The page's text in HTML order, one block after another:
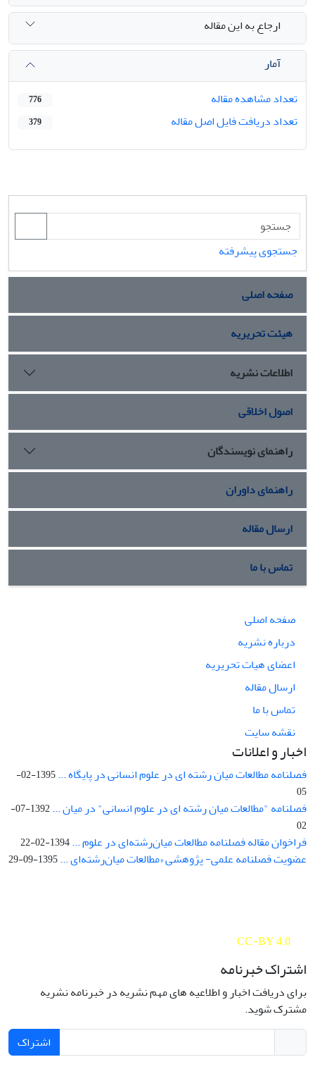
ارجاع به این مقاله
آمار
تعداد مشاهده مقاله
776
تعداد دریافت فایل اصل مقاله 379
جستجوی پیشرفته
صفحه اصلی
هیئت تحریریه
اطلاعات نشریه
اصول اخلاقی
راهنمای نویسندگان
راهنمای داوران
ارسال مقاله
تماس با ما
صفحه اصلی
درباره نشریه
اعضای هیات تحریریه
ارسال مقاله
تماس با ما
نقشه سایت
اخبار و اعلانات
فصلنامه مطالعات میان رشته ای در علوم انسانی در پایگاه ...
1395-02-
05
فصلنامه "مطالعات میان رشته ای در علوم انسانی" در میان ...
1392-07-
02
فراخوان مقاله فصلنامه مطالعات میان‌رشته‌ای در علوم ...1394-02-22
عضویت فصلنامه علمی- پژوهشی «مطالعات میان‌رشته‌ای ...1395-09-29
CC-BY 4.0
اشتراک خبرنامه
برای دریافت اخبار و اطلاعیه های مهم نشریه در خبرنامه نشریه
مشترک شوید.
اشتراک